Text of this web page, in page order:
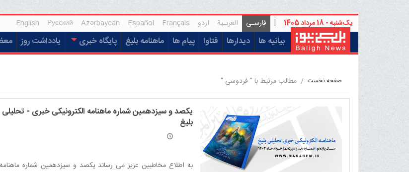
یک‌شنبه - 18 مرداد 1405 | فارسـی العربـیة اردو Français
Español
Azərbaycan
Русский
English
بیانیه ها دیدارها فتاوا پیام ها ماهنامه بلیغ پایگاه خبری یادداشت روز
صفحه نخست مطالب مرتبط با " فردوسی "
یکصد و سیزدهمین شماره ماهنامه الکترونیکی خبری - تحلیلی
بلیغ
به اطلاع مخاطبین عزیز می رساند یکصد و سیزدهمین شماره ماهنامه